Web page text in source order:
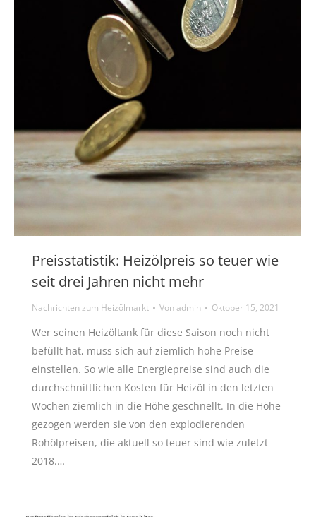
Preisstatistik: Heizölpreis so teuer wie
seit drei Jahren nicht mehr
Nachrichten zum Heizölmarkt Vonadmin Oktober 15, 2021
Wer seinen Heizöltank für diese Saison noch nicht
befüllt hat, muss sich auf ziemlich hohe Preise
einstellen. So wie alle Energiepreise sind auch die
durchschnittlichen Kosten für Heizöl in den letzten
Wochen ziemlich in die Höhe geschnellt. In die Höhe
gezogen werden sie von den explodierenden
Rohölpreisen, die aktuell so teuer sind wie zuletzt
2018.…